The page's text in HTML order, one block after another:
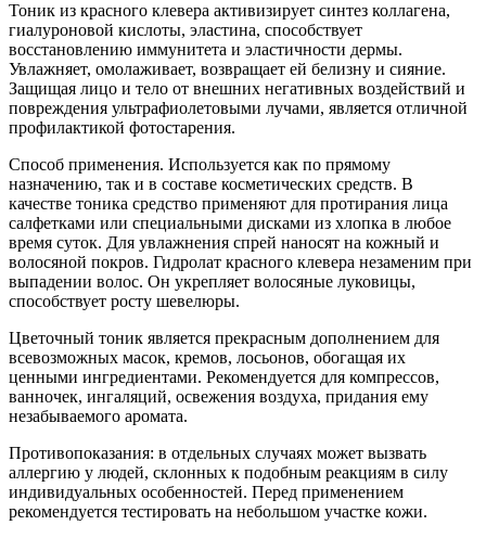
Тоник из красного клевера активизирует синтез коллагена,
гиалуроновой кислоты, эластина, способствует
восстановлению иммунитета и эластичности дермы.
Увлажняет, омолаживает, возвращает ей белизну и сияние.
Защищая лицо и тело от внешних негативных воздействий и
повреждения ультрафиолетовыми лучами, является отличной
профилактикой фотостарения.
Способ применения. Используется как по прямому
назначению, так и в составе косметических средств. В
качестве тоника средство применяют для протирания лица
салфетками или специальными дисками из хлопка в любое
время суток. Для увлажнения спрей наносят на кожный и
волосяной покров. Гидролат красного клевера незаменим при
выпадении волос. Он укрепляет волосяные луковицы,
способствует росту шевелюры.
Цветочный тоник является прекрасным дополнением для
всевозможных масок, кремов, лосьонов, обогащая их
ценными ингредиентами. Рекомендуется для компрессов,
ванночек, ингаляций, освежения воздуха, придания ему
незабываемого аромата.
Противопоказания: в отдельных случаях может вызвать
аллергию у людей, склонных к подобным реакциям в силу
индивидуальных особенностей. Перед применением
рекомендуется тестировать на небольшом участке кожи.